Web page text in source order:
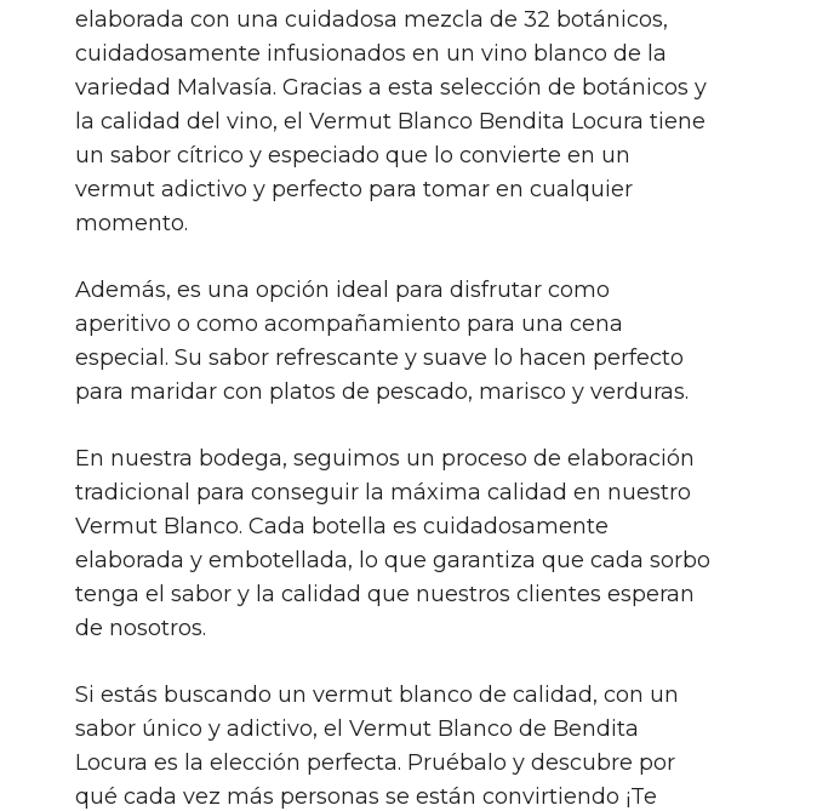
elaborada con una cuidadosa mezcla de 32 botánicos,
cuidadosamente infusionados en un vino blanco de la
variedad Malvasía. Gracias a esta selección de botánicos y
la calidad del vino, el Vermut Blanco Bendita Locura tiene
un sabor cítrico y especiado que lo convierte en un
vermut adictivo y perfecto para tomar en cualquier
momento.
Además, es una opción ideal para disfrutar como
aperitivo o como acompañamiento para una cena
especial. Su sabor refrescante y suave lo hacen perfecto
para maridar con platos de pescado, marisco y verduras.
En nuestra bodega, seguimos un proceso de elaboración
tradicional para conseguir la máxima calidad en nuestro
Vermut Blanco. Cada botella es cuidadosamente
elaborada y embotellada, lo que garantiza que cada sorbo
tenga el sabor y la calidad que nuestros clientes esperan
de nosotros.
Si estás buscando un vermut blanco de calidad, con un
sabor único y adictivo, el Vermut Blanco de Bendita
Locura es la elección perfecta. Pruébalo y descubre por
qué cada vez más personas se están convirtiendo ¡Te